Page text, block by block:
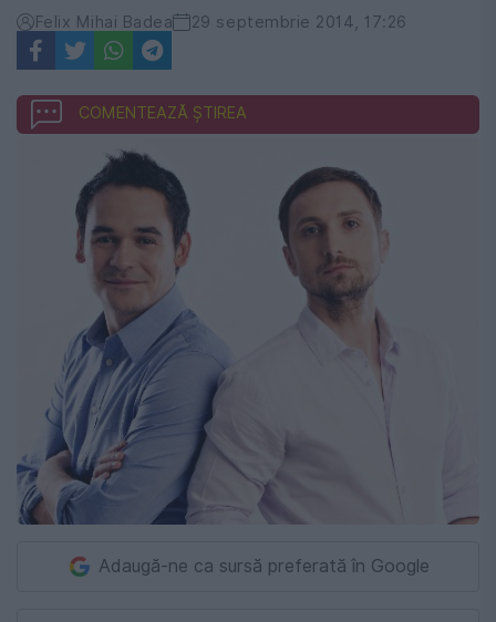
Felix Mihai Badea 29 septembrie 2014, 17:26
COMENTEAZĂ ȘTIREA
Adaugă-ne ca sursă preferată în Google